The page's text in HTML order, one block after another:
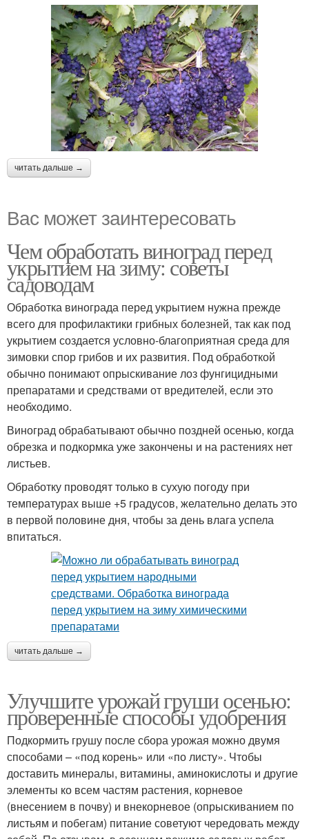
читать дальше →
Вас может заинтересовать
Чем обработать виноград перед
укрытием на зиму: советы
садоводам
Обработка винограда перед укрытием нужна прежде
всего для профилактики грибных болезней, так как под
укрытием создается условно-благоприятная среда для
зимовки спор грибов и их развития. Под обработкой
обычно понимают опрыскивание лоз фунгицидными
препаратами и средствами от вредителей, если это
необходимо.
Виноград обрабатывают обычно поздней осенью, когда
обрезка и подкормка уже закончены и на растениях нет
листьев.
Обработку проводят только в сухую погоду при
температурах выше +5 градусов, желательно делать это
в первой половине дня, чтобы за день влага успела
впитаться.
читать дальше →
Улучшите урожай груши осенью:
проверенные способы удобрения
Подкормить грушу после сбора урожая можно двумя
способами – «под корень» или «по листу». Чтобы
доставить минералы, витамины, аминокислоты и другие
элементы ко всем частям растения, корневое
(внесением в почву) и внекорневое (опрыскиванием по
листьям и побегам) питание советуют чередовать между